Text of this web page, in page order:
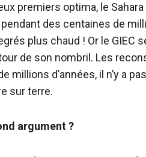
premiers optima, le
des centaines de
plus chaud ! Or le
de son nombril. Les
millions d’années, il n’y a
sur terre.
argument ?